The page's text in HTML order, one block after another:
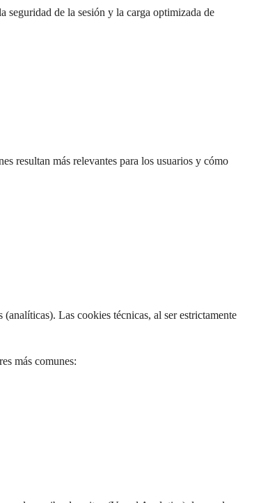
seguridad de la sesión y la carga optimizada de
resultan más relevantes para los usuarios y cómo
Las cookies técnicas, al ser estrictamente
más comunes: